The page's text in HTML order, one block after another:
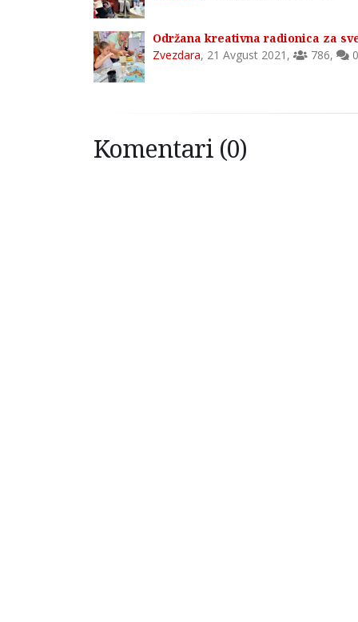
Održana kreativna radionica za
Zvezdara, 21 Avgust 2021 , 786, 0
Komentari (0)